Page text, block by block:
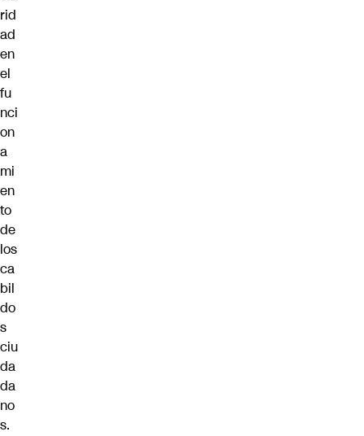
rid
ad
en
el
fu
nci
on
a
mi
en
to
de
los
ca
bil
do
s
ciu
da
da
no
s.